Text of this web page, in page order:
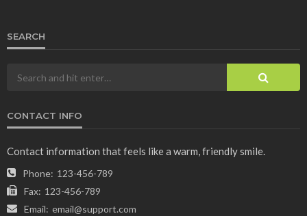
SEARCH
CONTACT INFO
Contact information that feels like a warm, friendly smile.
Phone: 123-456-789
Fax: 123-456-789
Email: email@support.com